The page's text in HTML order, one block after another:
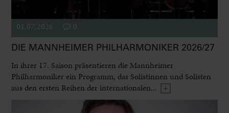
01.07.2026 0
DIE MANNHEIMER PHILHARMONIKER 2026/27
In ihrer 17. Saison präsentieren die Mannheimer
Philharmoniker ein Programm, das Solistinnen und Solisten
aus den ersten Reihen der internationalen...